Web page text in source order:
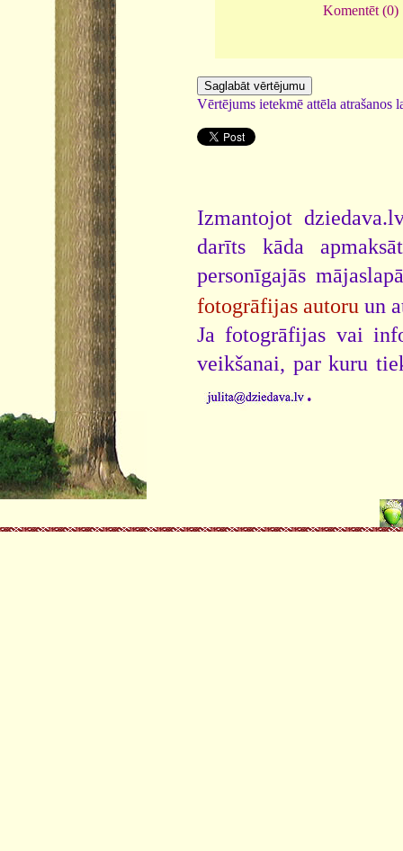
Komentēt (0)
Vērtējums ietekmē attēla atrašanos
Izmantojot
darīts kāda
personīgajās
fotogrāfijas autoru un
Ja fotogrāfijas vai
veikšanai, par kuru
.